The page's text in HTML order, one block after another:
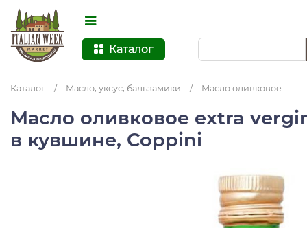
Каталог
Каталог / Масло, уксус, бальзамики / Масло оливковое
Масло оливковое extra
в кувшине, Coppini